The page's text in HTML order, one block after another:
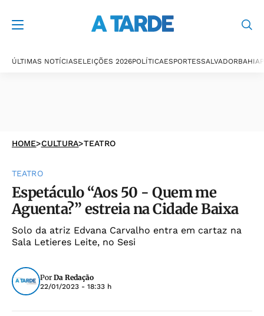
ÚLTIMAS NOTÍCIASELEIÇÕES 2026POLÍTICAESPORTESSALVADORBAHIA
HOME>CULTURA>TEATRO
TEATRO
Espetáculo “Aos 50 - Quem me
Aguenta?” estreia na Cidade Baixa
Solo da atriz Edvana Carvalho entra em cartaz na
Sala Letieres Leite, no Sesi
Por Da Redação
22/01/2023 - 18:33 h